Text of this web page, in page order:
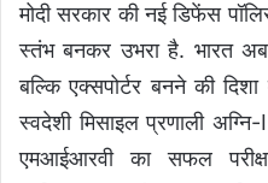
मोदी सरकार की नई डिफेंस
स्तंभ बनकर उभरा है. भारत अब
बल्कि एक्सपोर्टर बनने की
स्वदेशी मिसाइल प्रणाली
एमआईआरवी का सफल